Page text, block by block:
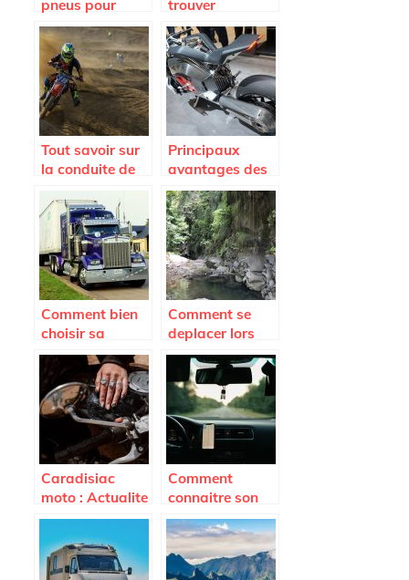
pneus pour
votre moto
trouver
facilement les
pièces
détachées de
son camion
Iveco ?
Tout savoir sur
la conduite de
Principaux
avantages des
motos
électriques
Comment bien
choisir sa
remorque ?
Comment se
deplacer lors
d’un sejour en
Martinique?
Caradisiac
moto : Actualite
moto, scooter,
equipements et
accessoires
moto
Comment
connaitre son
nombre de
points de
permis ? Auto
Moto Pneu